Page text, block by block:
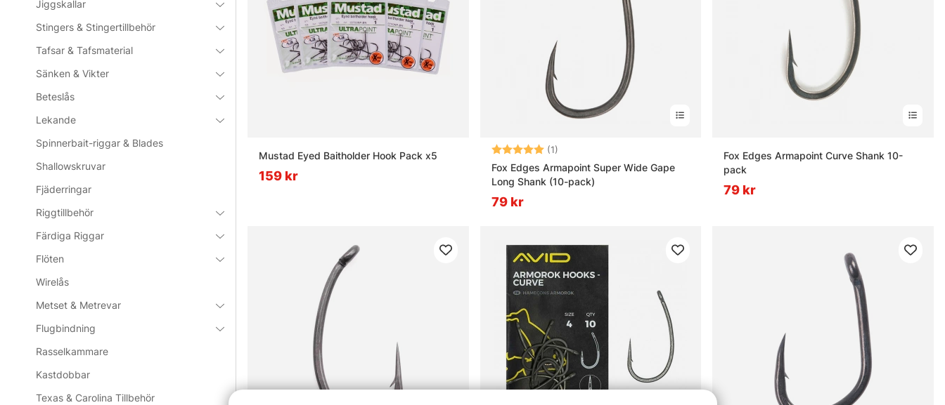
Jiggskallar
Stingers & Stingertillbehör
Tafsar & Tafsmaterial
Sänken & Vikter
Beteslås
Lekande
Spinnerbait-riggar & Blades
Shallowskruvar
Fjäderringar
Riggtillbehör
Färdiga Riggar
Flöten
Wirelås
Metset & Metrevar
Flugbindning
Rasselkammare
Kastdobbar
Texas & Carolina Tillbehör
Mustad Eyed Baitholder Hook Pack x5
159 kr
Betyg: (1)
Fox Edges Armapoint Super Wide Gape
Long Shank (10-pack)
79 kr
Fox Edges Armapoint Curve Shank 10-
pack
79 kr